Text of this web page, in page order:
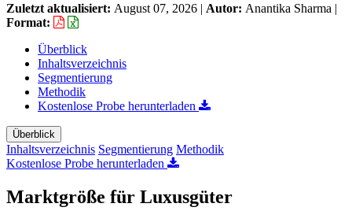
Zuletzt aktualisiert: August 07, 2026 | Autor: Anantika Sharma |
Format:
Überblick
Inhaltsverzeichnis
Segmentierung
Methodik
Kostenlose Probe herunterladen
Überblick
Inhaltsverzeichnis Segmentierung Methodik
Kostenlose Probe herunterladen
Marktgröße für Luxusgüter